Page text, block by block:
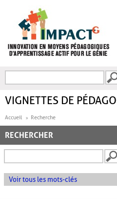
FORMULAIRE DE
VIGNETTES DE
Accueil Recherche
RECHERCHER
Voir tous les mots-clés